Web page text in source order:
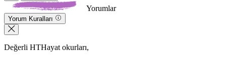
Yorumlar
Yorum Kuralları
Değerli HTHayat okurları,